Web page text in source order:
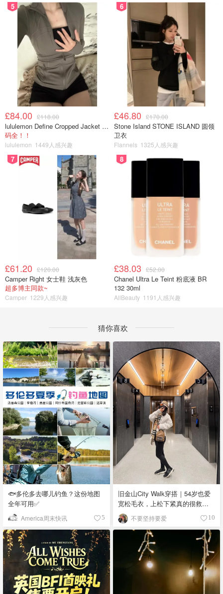
5
£84.00 £118.00
lululemon Define Cropped Jacket Nulu 短款夹克
码全！！
lululemon 1449人感兴趣
6
£46.80 £170.00
Stone Island STONE ISLAND 圆领
卫衣
Flannels 1325人感兴趣
7
£61.20 £120.00
Camper Right 女士鞋 浅灰色
超多博主同款~
Camper 1229人感兴趣
8
£38.03 £52.00
Chanel Ultra Le Teint 粉底液 BR
132 30ml
AllBeauty 1191人感兴趣
猜你喜欢
🐟多伦多去哪儿钓鱼？这份地图
全年可用✅
America周末快讯 5
旧金山City Walk穿搭｜54岁也爱
宽松毛衣，上松下紧真的很救比
例
不要坚持要爱 10